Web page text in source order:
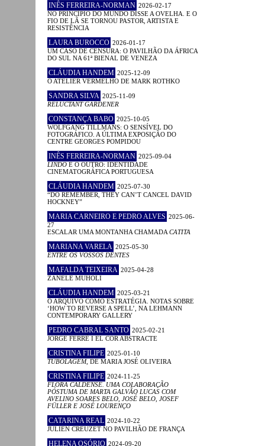
INÊS FERREIRA-NORMAN 2026-02-17
NO PRINCÍPIO DO MUNDO DISSE A OVELHA. E O
FIO DE LÃ SE TORNOU PASTOR, ARTISTA E
RESISTÊNCIA
LAURA BUROCCO 2026-01-17
UM CASO DE CENSURA: O PAVILHÃO DA ÁFRICA
DO SUL NA 61ª BIENAL DE VENEZA
CLÁUDIA HANDEM 2025-12-09
O ATELIER VERMELHO DE MARK ROTHKO
SANDRA SILVA 2025-11-09
RELUCTANT GARDENER
CONSTANÇA BABO 2025-10-05
WOLFGANG TILLMANS: O SENSÍVEL DO
FOTOGRÁFICO. A ÚLTIMA EXPOSIÇÃO DO
CENTRE GEORGES POMPIDOU
INÊS FERREIRA-NORMAN 2025-09-04
LINDO E O OUTRO: IDENTIDADE
CINEMATOGRÁFICA PORTUGUESA
CLÁUDIA HANDEM 2025-07-30
“DO REMEMBER, THEY CAN’T CANCEL DAVID
HOCKNEY”
MARIA CARNEIRO E PEDRO ALVES 2025-06-
27
ESCALAR UMA MONTANHA CHAMADA CATITA
MARIANA VARELA 2025-05-30
ENTRE OS VOSSOS DENTES
MAFALDA TEIXEIRA 2025-04-28
ZANELE MUHOLI
CLÁUDIA HANDEM 2025-03-21
O ARQUIVO COMO ESTRATÉGIA. NOTAS SOBRE
‘HOW TO REVERSE A SPELL’, NA LEHMANN
CONTEMPORARY GALLERY
PEDRO CABRAL SANTO 2025-02-21
JORGE FERRÉ I EL COR ABSTRACTE
CRISTINA FILIPE 2025-01-10
TUBOLAGEM, DE MARIA JOSÉ OLIVEIRA
CRISTINA FILIPE 2024-11-25
FLORA CALDENSE. UMA COLABORAÇÃO
PÓSTUMA DE MARTA GALVÃO LUCAS COM
AVELINO SOARES BELO, JOSÉ BELO, JOSEF
FÜLLER E JOSÉ LOURENÇO
CATARINA REAL 2024-10-22
JULIEN CREUZET NO PAVILHÃO DE FRANÇA
HELENA OSÓRIO 2024-09-20